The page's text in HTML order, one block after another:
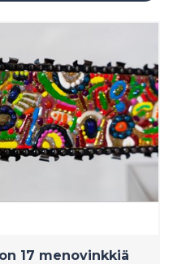
17 menovinkkiä